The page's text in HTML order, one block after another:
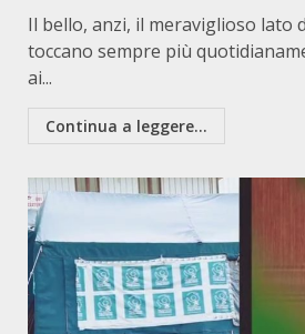
Il bello, anzi, il meraviglioso lato
toccano sempre più
ai...
Continua a leggere...